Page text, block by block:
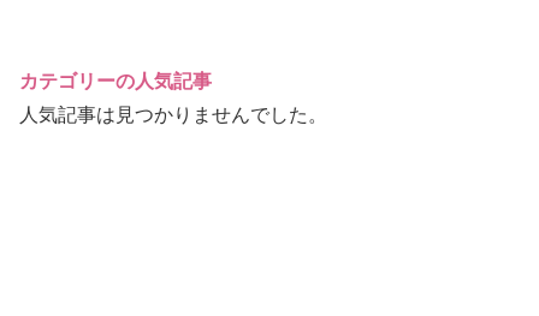
カテゴリーの人気記事
人気記事は見つかりませんでした。